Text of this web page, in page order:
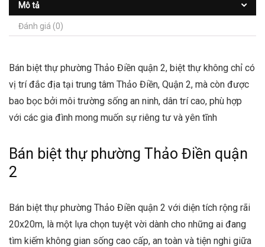
Mô tả
Đánh giá (0)
Bán biệt thự phường Thảo Điền quận 2, biệt thự không chỉ có
vị trí đắc địa tại trung tâm Thảo Điền, Quận 2, mà còn được
bao bọc bởi môi trường sống an ninh, dân trí cao, phù hợp
với các gia đình mong muốn sự riêng tư và yên tĩnh
Bán biệt thự phường Thảo Điền quận
2
Bán biệt thự phường Thảo Điền quận 2 với diện tích rộng rãi
20x20m, là một lựa chọn tuyệt vời dành cho những ai đang
tìm kiếm không gian sống cao cấp, an toàn và tiện nghi giữa